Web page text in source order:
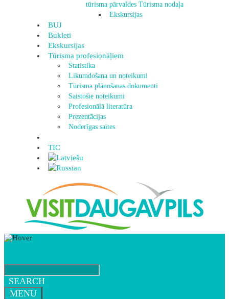
tūrisma pārvaldes Tūrisma nodaļa
Ekskursijas
BUJ
Bukleti
Ekskursijas
Tūrisma profesionāļiem
Statistika
Likumdošana un noteikumi
Tūrisma plānošanas dokumenti
Saistošie noteikumi
Profesionālā literatūra
Prezentācijas
Noderīgas saites
TIC
SEARCH
MENU